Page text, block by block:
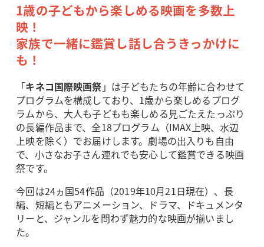
1歳の子どもから楽しめる映画を多数上
映！
家族で一緒に鑑賞し話し合うきっかけに
も！
「キネコ国際映画祭 」は子どもたちの年齢に合わせて
プログラムを構成しており、1歳から楽しめるプログ
ラムから、大人も子どもも楽しめる見ごたえたっぷり
の長編作品まで、全18プログラム（IMAX上映、水辺
上映を除く）でお届けします。劇場の出入りも自由
で、小さなお子さん連れでも安心して鑑賞できる映画
祭です。
今回は24ヵ国54作品（2019年10月21日現在）、長
編、短編ともアニメーション、ドラマ、ドキュメンタ
リーと、ジャンルを問わず魅力的な映画が揃いまし
た。